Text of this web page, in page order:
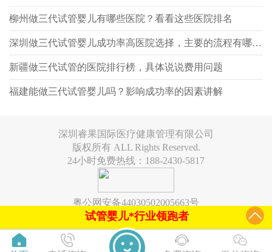
柳州做三代试管婴儿有哪些医院？看看这些医院排名
深圳做三代试管婴儿成功率高医院选择，主要的流程有哪些？
新疆做三代试管的医院排行榜，具体说说费用问题
福建能做三代试管婴儿吗？影响成功率的因素讲解
深圳睿果国际医疗健康管理有限公司
版权所有 ALL Rights Reserved.
24小时免费热线：188-2430-5817
粤公网安备44030502005663号
试管婴儿*行业领跑者